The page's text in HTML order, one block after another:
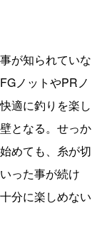
が知られていな
ノットやPRノ
適に釣りを楽し
となる。せっか
めても、糸が切
った事が続け
分に楽しめない